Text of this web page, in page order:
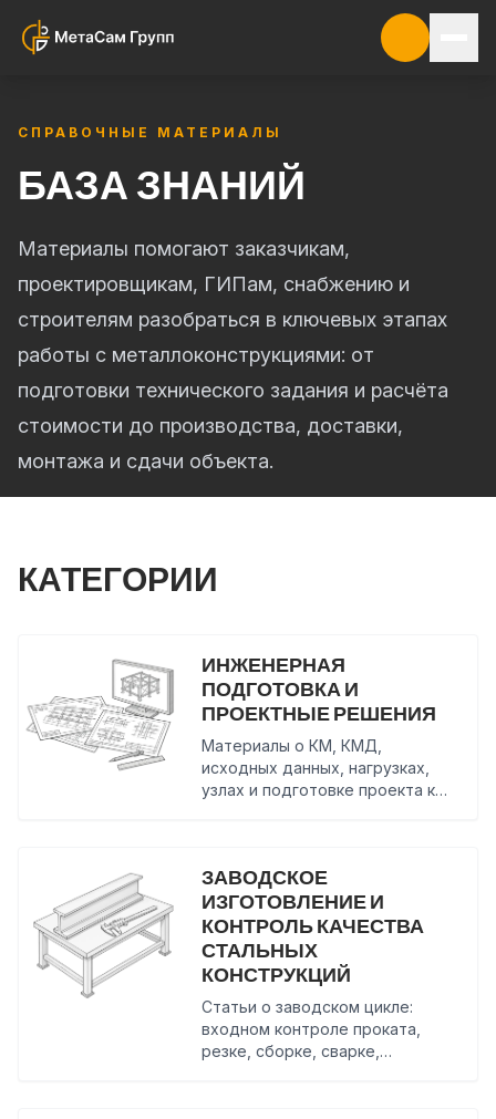
СПРАВОЧНЫЕ МАТЕРИАЛЫ
БАЗА ЗНАНИЙ
Материалы помогают заказчикам,
проектировщикам, ГИПам, снабжению и
строителям разобраться в ключевых этапах
работы с металлоконструкциями: от
подготовки технического задания и расчёта
стоимости до производства, доставки,
монтажа и сдачи объекта.
КАТЕГОРИИ
ИНЖЕНЕРНАЯ
ПОДГОТОВКА И
ПРОЕКТНЫЕ РЕШЕНИЯ
Материалы о КМ, КМД,
исходных данных, нагрузках,
узлах и подготовке проекта к
ЗАВОДСКОЕ
ИЗГОТОВЛЕНИЕ И
КОНТРОЛЬ КАЧЕСТВА
СТАЛЬНЫХ
КОНСТРУКЦИЙ
Статьи о заводском цикле:
входном контроле проката,
резке, сборке, сварке,